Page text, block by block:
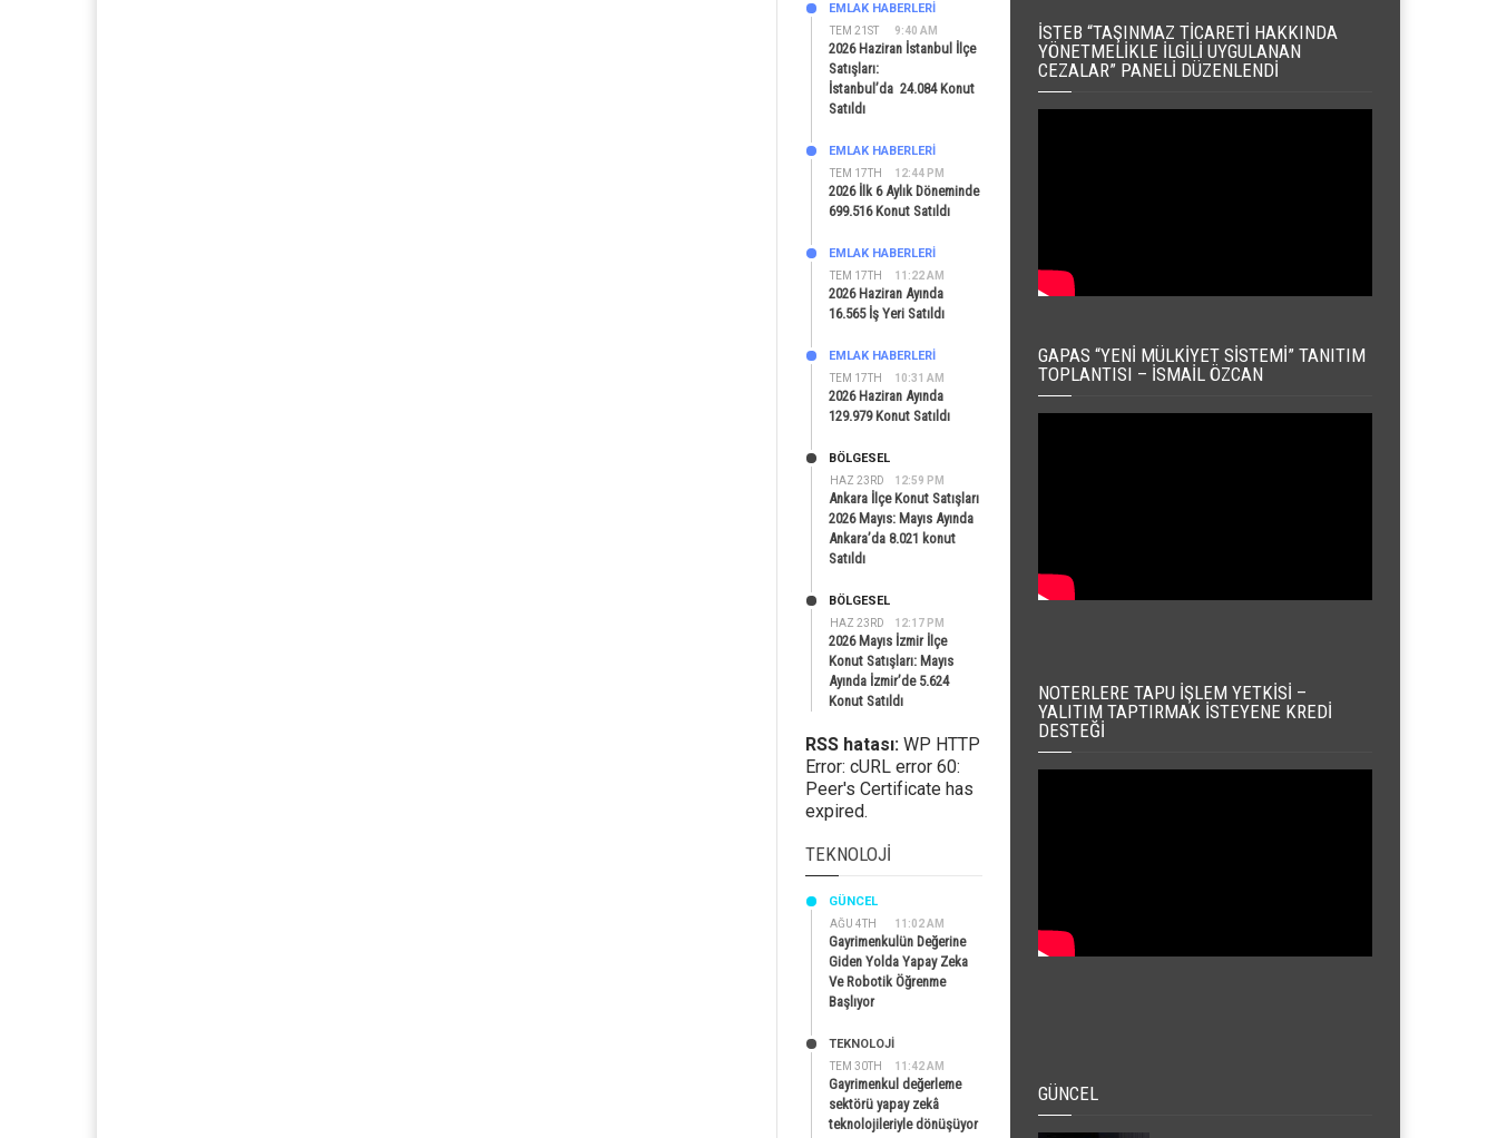
TEM 21ST 9:40 AM
EMLAK HABERLERI
2026 Haziran İstanbul İlçe
Satışları:
İstanbul’da 24.084 Konut
Satıldı
TEM 17TH 12:44 PM
EMLAK HABERLERI
2026 İlk 6 Aylık Döneminde
699.516 Konut Satıldı
TEM 17TH 11:22 AM
EMLAK HABERLERI
2026 Haziran Ayında
16.565 İş Yeri Satıldı
TEM 17TH 10:31 AM
EMLAK HABERLERI
2026 Haziran Ayında
129.979 Konut Satıldı
HAZ 23RD 12:59 PM
BÖLGESEL
Ankara İlçe Konut Satışları
2026 Mayıs: Mayıs Ayında
Ankara’da 8.021 konut
Satıldı
HAZ 23RD 12:17 PM
BÖLGESEL
2026 Mayıs İzmir İlçe
Konut Satışları: Mayıs
Ayında İzmir’de 5.624
Konut Satıldı
RSS hatası: WP HTTP
Error: cURL error 60:
Peer's Certificate has
expired.
TEKNOLOJI
AĞU 4TH 11:02 AM
GÜNCEL
Gayrimenkulün Değerine
Giden Yolda Yapay Zeka
Ve Robotik Öğrenme
Başlıyor
TEM 30TH 11:42 AM
TEKNOLOJİ
Gayrimenkul değerleme
sektörü yapay zekâ
teknolojileriyle dönüşüyor
İSTEB “TAŞINMAZ TICARETI HAKKINDA
YÖNETMELIKLE İLGILI UYGULANAN
CEZALAR” PANELI DÜZENLENDI
GAPAS “YENI MÜLKIYET SISTEMI” TANITIM
TOPLANTISI – İSMAIL ÖZCAN
NOTERLERE TAPU İŞLEM YETKISI –
YALITIM TAPTIRMAK İSTEYENE KREDI
DESTEĞI
GÜNCEL